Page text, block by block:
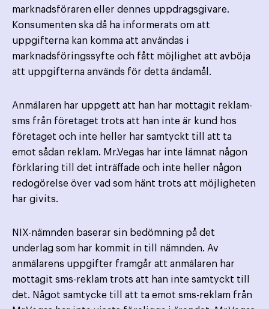
marknadsföraren eller dennes uppdragsgivare.
Konsumenten ska då ha informerats om att
uppgifterna kan komma att användas i
marknadsföringssyfte och fått möjlighet att avböja
att uppgifterna används för detta ändamål.
Anmälaren har uppgett att han har mottagit reklam-
sms från företaget trots att han inte är kund hos
företaget och inte heller har samtyckt till att ta
emot sådan reklam. Mr.Vegas har inte lämnat någon
förklaring till det inträffade och inte heller någon
redogörelse över vad som hänt trots att möjligheten
har givits.
NIX-nämnden baserar sin bedömning på det
underlag som har kommit in till nämnden. Av
anmälarens uppgifter framgår att anmälaren har
mottagit sms-reklam trots att han inte samtyckt till
det. Något samtycke till att ta emot sms-reklam från